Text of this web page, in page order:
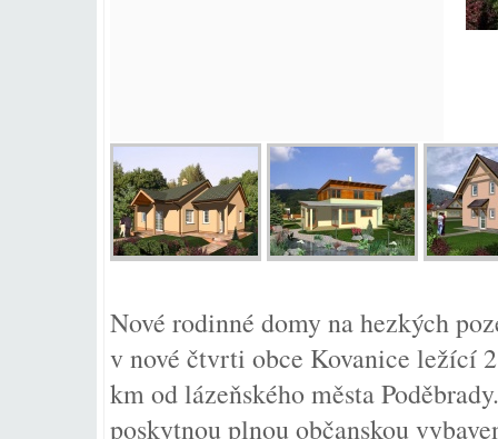
Nové rodinné domy na hezkých
v nové čtvrti obce Kovanice ležící
km od lázeňského města
poskytnou plnou občanskou